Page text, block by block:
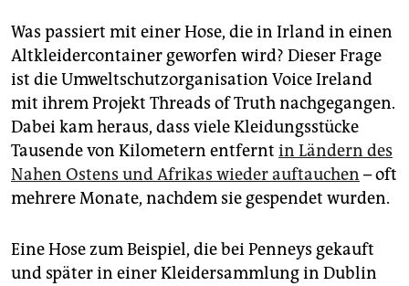
epaper login
Was passiert mit einer Hose, die in Irland in einen
Altkleidercontainer geworfen wird? Dieser Frage
ist die Umweltschutzorganisation Voice Ireland
mit ihrem Projekt Threads of Truth nachgegangen.
Dabei kam heraus, dass viele Kleidungsstücke
Tausende von Kilometern entfernt in Ländern des
Nahen Ostens und Afrikas wieder auftauchen – oft
mehrere Monate, nachdem sie gespendet wurden.
Eine Hose zum Beispiel, die bei Penneys gekauft
und später in einer Kleidersammlung in Dublin